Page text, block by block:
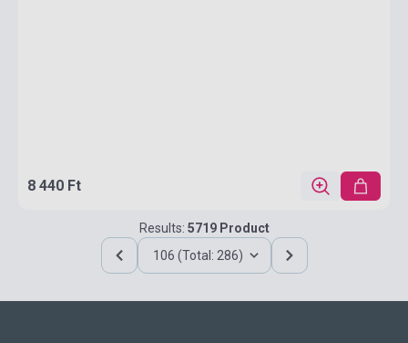
8 440 Ft
Results: 5719 Product
106 (Total: 286)